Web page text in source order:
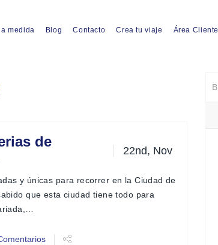
medida Blog Contacto Crea tu viaje Área Cliente
de
22nd, Nov
y únicas para recorrer en la Ciudad de
que esta ciudad tiene todo para